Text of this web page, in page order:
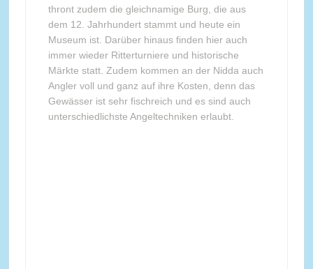
thront zudem die gleichnamige Burg, die aus
dem 12. Jahrhundert stammt und heute ein
Museum ist. Darüber hinaus finden hier auch
immer wieder Ritterturniere und historische
Märkte statt. Zudem kommen an der Nidda auch
Angler voll und ganz auf ihre Kosten, denn das
Gewässer ist sehr fischreich und es sind auch
unterschiedlichste Angeltechniken erlaubt.